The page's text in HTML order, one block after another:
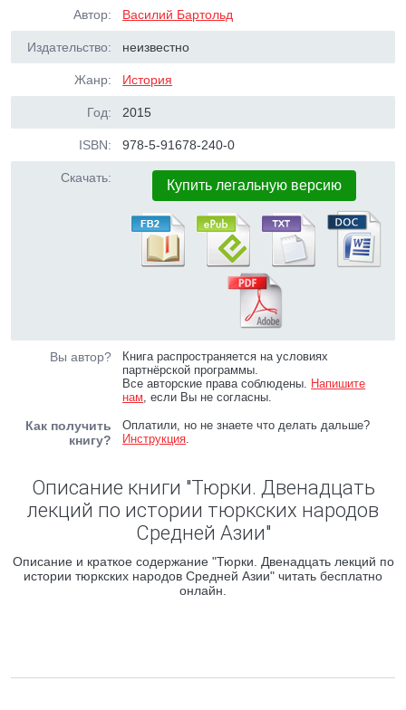
Автор: Василий Бартольд
Издательство: неизвестно
Жанр: История
Год: 2015
ISBN: 978-5-91678-240-0
Скачать: Купить легальную версию
Вы автор?
Книга распространяется на условиях
партнёрской программы.
Все авторские права соблюдены. Напишите
нам, если Вы не согласны.
Как получить
книгу?
Оплатили, но не знаете что делать дальше?
Инструкция.
Описание книги "Тюрки. Двенадцать
лекций по истории тюркских народов
Средней Азии"
Описание и краткое содержание "Тюрки. Двенадцать лекций по
истории тюркских народов Средней Азии" читать бесплатно
онлайн.